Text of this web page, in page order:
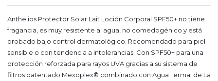
Anthelios Protector Solar Lait Loción Corporal SPF50+ no tiene
fragancia, es muy resistente al agua, no comedogénico y está
probado bajo control dermatológico. Recomendado para piel
sensible o con tendencia a intolerancias. Con SPF50+ para una
protección reforzada para rayos UVA gracias a su sistema de
filtros patentado Mexoplex® combinado con Agua Termal de La